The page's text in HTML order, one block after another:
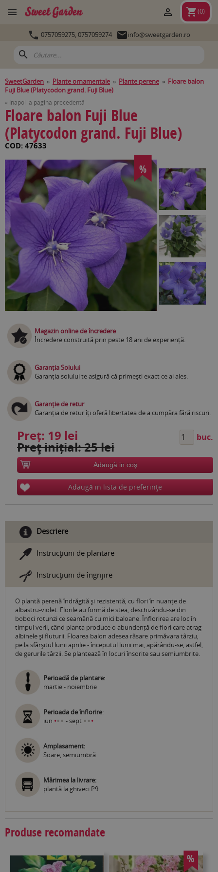
 shopping_cart(0)

 0757059275, 0757059274 info@sweetgarden.ro
search
SweetGarden » Plante ornamentale » Plante perene » Floare balon
Fuji Blue (Platycodon grand. Fuji Blue)
« Înapoi la pagina precedentă
Floare balon Fuji Blue
(Platycodon grand. Fuji Blue)
COD: 47633
%
Magazin online de încredere
Încredere construită prin peste 18 ani de experiență.
Garanția Soiului
Garanția soiului te asigură că primești exact ce ai ales.
Garanție de retur
Garanția de retur îți oferă libertatea de a cumpăra fără riscuri.
Preț: 19 lei
Preţ inițial: 25 lei
buc.
Adaugă in coş
Adaugă in lista de preferinţe
Descriere
Instrucţiuni de plantare
Instrucţiuni de îngrijire
O plantă perenă îndrăgită și rezistentă, cu flori în nuanțe de
albastru-violet. Florile au formă de stea, deschizându-se din
boboci rotunzi ce seamănă cu mici baloane. Înflorirea are loc în
timpul verii, când planta produce o abundență de flori care atrag
albinele și fluturii. Floarea balon adesea răsare primăvara târziu,
pe la sfârşitul lunii aprilie - începutul lunii mai, apărându-se, astfel,
de gerurile târzii. Se plantează în locuri însorite sau semiumbrite.
Perioadă de plantare:
martie - noiembrie
Perioada de înflorire:
iun ••• - sept •••
Amplasament:
Soare, semiumbră
Mărimea la livrare:
plantă la ghiveci P9
Produse recomandate
%